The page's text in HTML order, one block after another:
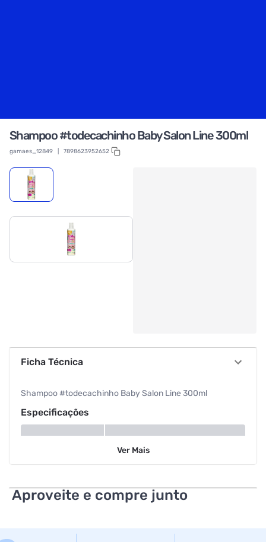
Shampoo #todecachinho Baby Salon Line 300ml
gamaes_12849 7898623952652
Ficha Técnica
Shampoo #todecachinho Baby Salon Line 300ml
Especificações
Ver Mais
Aproveite e compre junto